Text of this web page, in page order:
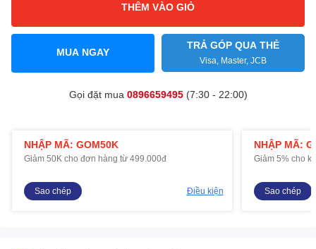
THÊM VÀO GIỎ
MUA NGAY
TRẢ GÓP QUA THẺ
Visa, Master, JCB
Gọi đặt mua 0896659495(7:30 - 22:00)
NHẬP MÃ: GOM50K
Giảm 50K cho đơn hàng từ 499.000đ
Sao chép Điều kiện
NHẬP MÃ:
Giảm 5% cho
Sao chép